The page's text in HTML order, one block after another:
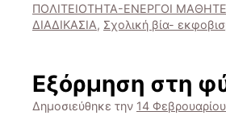
ΠΟΛΙΤΕΙΟΤΗΤΑ-ΕΝΕΡΓΟΙ
ΔΙΑΔΙΚΑΣΙΑ, Σχολική βία-
Εξόρμηση στη
Δημοσιεύθηκε την 14